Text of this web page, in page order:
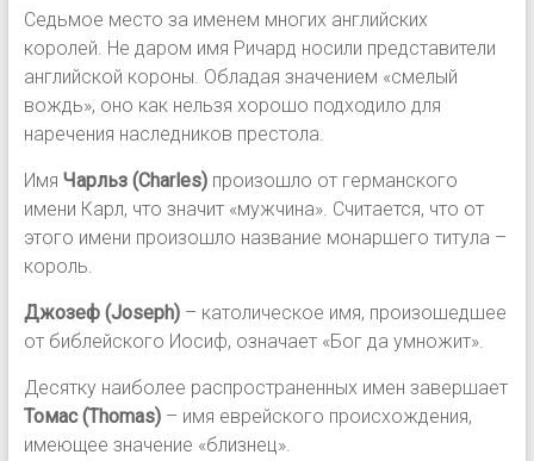
Седьмое место за именем многих английских
королей. Не даром имя Ричард носили представители
английской короны. Обладая значением «смелый
вождь», оно как нельзя хорошо подходило для
наречения наследников престола.
Имя Чарльз (Charles)произошло от германского
имени Карл, что значит «мужчина». Считается, что от
этого имени произошло название монаршего титула –
король.
Джозеф (Joseph)– католическое имя, произошедшее
от библейского Иосиф, означает «Бог да умножит».
Десятку наиболее распространенных имен завершает
Томас (Thomas)– имя еврейского происхождения,
имеющее значение «близнец».